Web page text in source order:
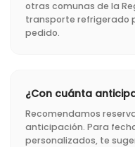
otras comunas de la
transporte refrigerado
pedido.
¿Con cuánta
Recomendamos
anticipación. Para
personalizados, te